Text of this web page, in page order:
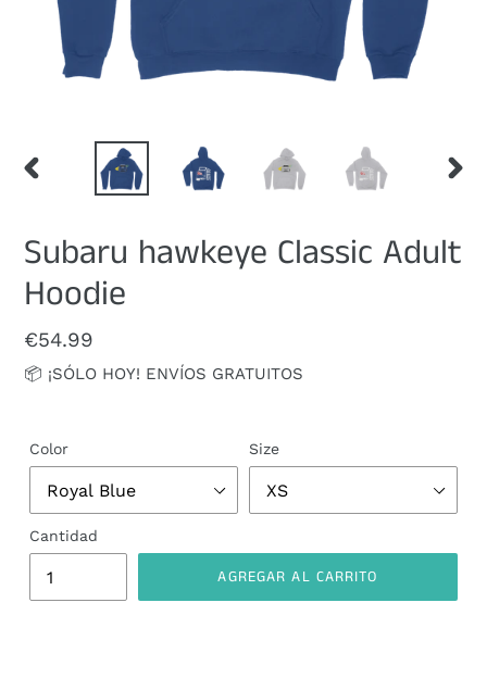
Subaru hawkeye Classic Adult
Hoodie
Precio
habitual
€54.99
📦 ¡SÓLO HOY! ENVÍOS GRATUITOS
Color Size
Cantidad
AGREGAR AL CARRITO